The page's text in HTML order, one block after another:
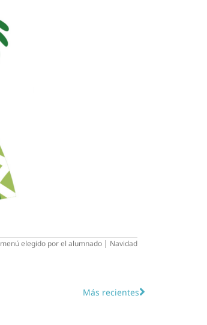
menú elegido por el alumnado| Navidad
Más recientes